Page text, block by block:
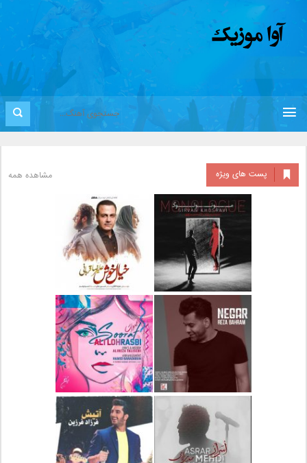
پست های ویژه مشاهده همه
دانلود آلبوم جدید سیروان
خسروی بنام مونولوگ
دانلود آهنگ جدید علیرضا
قربانی بنام خیال خوش
دانلود آهنگ جدید رضا
بهرام بنام نگار
دانلود آهنگ جدید علی
لهراسبی بنام صورت